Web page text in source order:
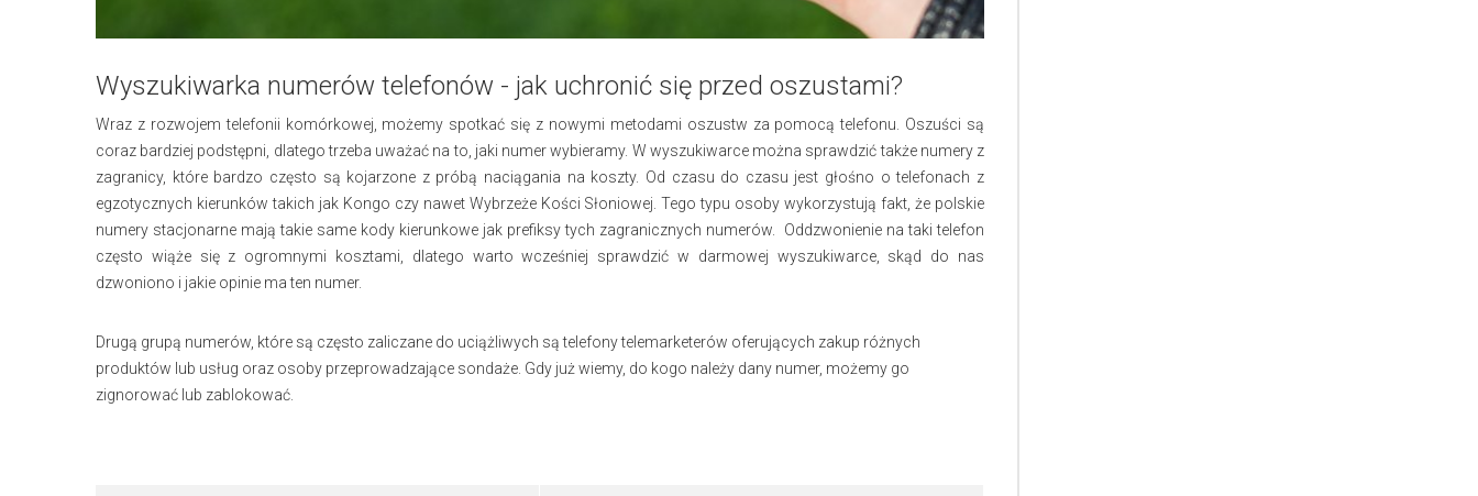
Wyszukiwarka numerów telefonów - jak uchronić się przed oszustami?
Wraz z rozwojem telefonii komórkowej, możemy spotkać się z nowymi metodami oszustw za pomocą telefonu. Oszuści są
coraz bardziej podstępni, dlatego trzeba uważać na to, jaki numer wybieramy. W wyszukiwarce można sprawdzić także numery z
zagranicy, które bardzo często są kojarzone z próbą naciągania na koszty. Od czasu do czasu jest głośno o telefonach z
egzotycznych kierunków takich jak Kongo czy nawet Wybrzeże Kości Słoniowej. Tego typu osoby wykorzystują fakt, że polskie
numery stacjonarne mają takie same kody kierunkowe jak prefiksy tych zagranicznych numerów. Oddzwonienie na taki telefon
często wiąże się z ogromnymi kosztami, dlatego warto wcześniej sprawdzić w darmowej wyszukiwarce, skąd do nas
dzwoniono i jakie opinie ma ten numer.
Drugą grupą numerów, które są często zaliczane do uciążliwych są telefony telemarketerów oferujących zakup różnych
produktów lub usług oraz osoby przeprowadzające sondaże. Gdy już wiemy, do kogo należy dany numer, możemy go
zignorować lub zablokować.